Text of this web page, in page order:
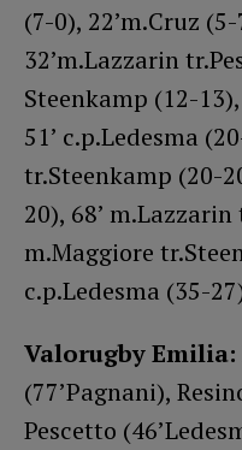
(7-0), 22’m.Cruz
32’m.Lazzarin
Steenkamp (12-
51’ c.p.Ledesma
tr.Steenkamp (20-
20), 68’
m.Maggiore
c.p.Ledesma (35-
Valorugby Emilia:
(77’Pagnani),
Pescetto